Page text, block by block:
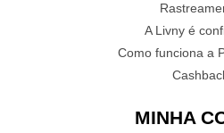
A Livny é
Como funciona a
MINHA